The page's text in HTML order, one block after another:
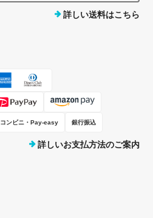
詳しい送料はこちら
コンビニ・Pay-easy 銀行振込
詳しいお支払方法のご案内